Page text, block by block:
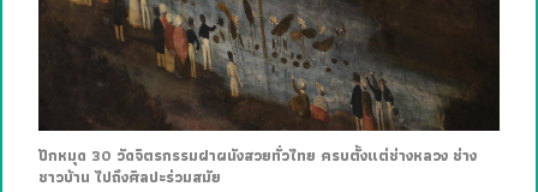
ปักหมุด 30 วัดจิตรกรรมฝาผนังสวยทั่วไทย ครบตั้งแต่ช่างหลวง ช่าง
ชาวบ้าน ไปถึงศิลปะร่วมสมัย